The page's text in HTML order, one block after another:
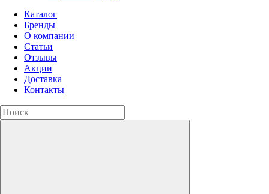
Каталог
Бренды
О компании
Статьи
Отзывы
Акции
Доставка
Контакты